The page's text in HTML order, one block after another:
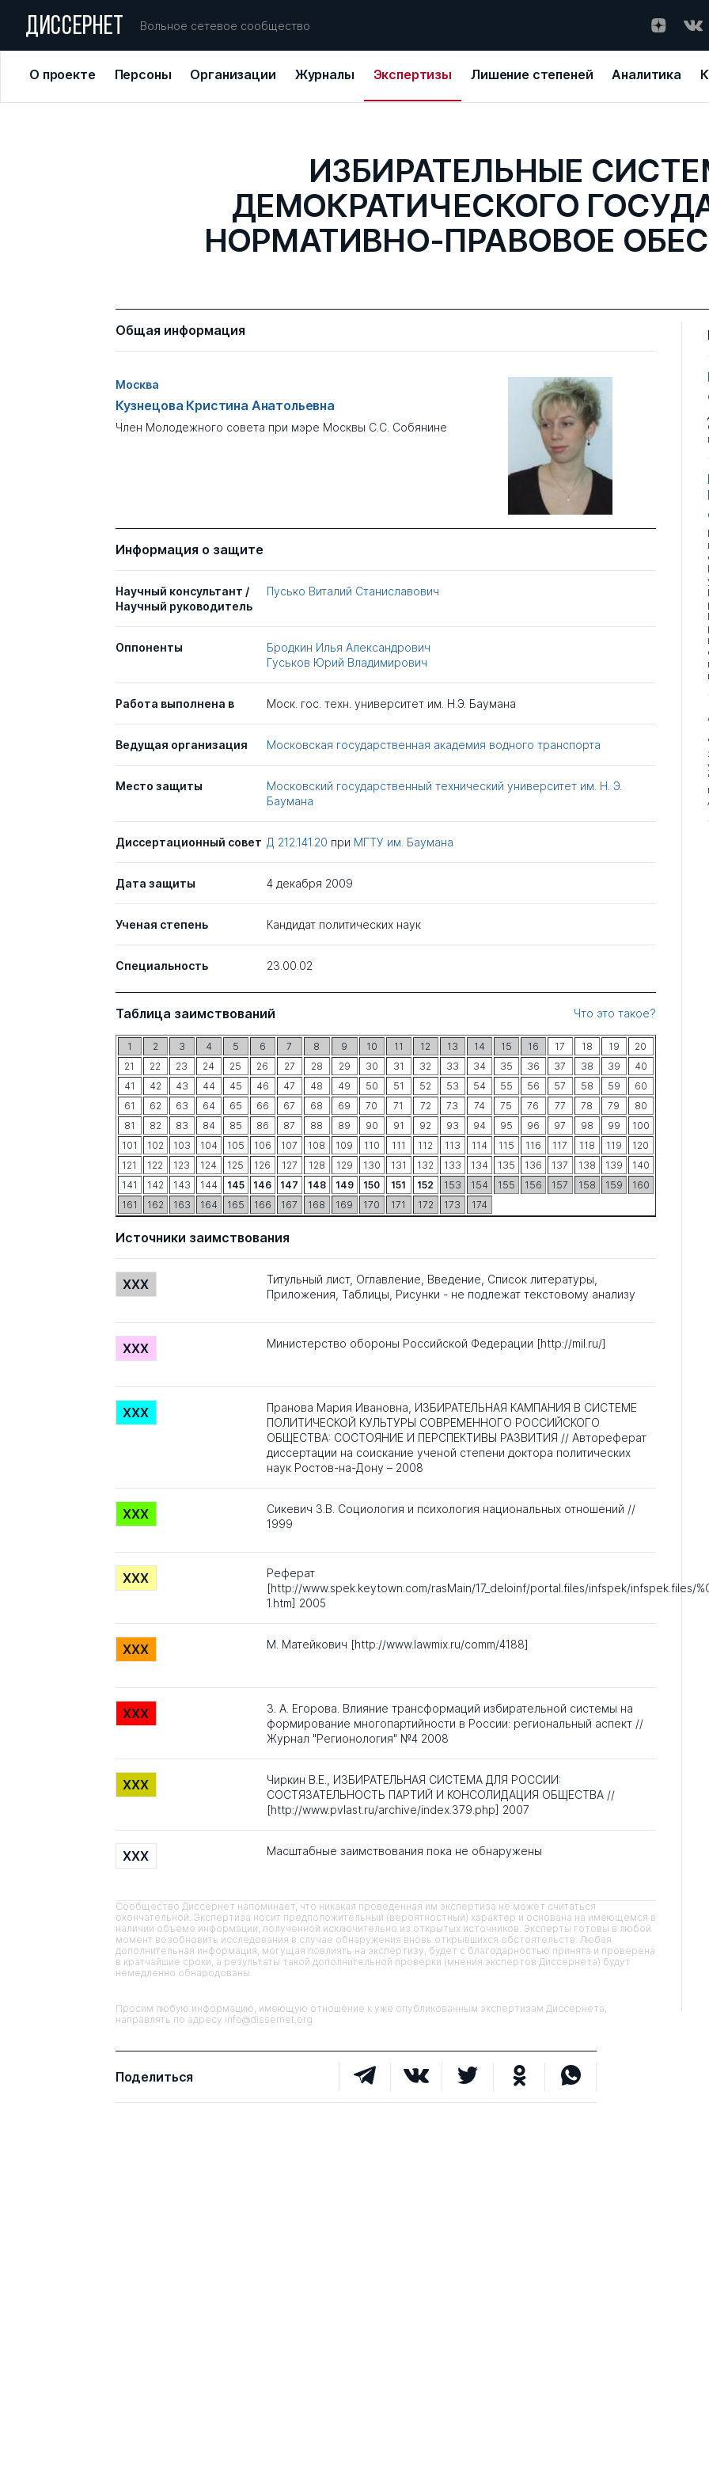
ДИССЕРНЕТ Вольное сетевое сообщество
О проекте Персоны Организации Журналы Экспертизы Лишение степеней Аналитика
ИЗБИРАТЕЛЬНЫЕ
ДЕМОКРАТИЧЕСКОГО
НОРМАТИВНО-ПРАВОВОЕ
Общая информация
Москва
Кузнецова Кристина Анатольевна
Член Молодежного совета при мэре Москвы С.С. Собянине
Информация о защите
Научный консультант /
Научный руководитель
Пусько Виталий Станиславович
Оппоненты
Бродкин Илья Александрович
Гуськов Юрий Владимирович
Работа выполнена в Моск. гос. техн. университет им. Н.Э. Баумана
Ведущая организация Московская государственная академия водного транспорта
Место защиты
Московский государственный технический университет им. Н. Э.
Баумана
Диссертационный совет Д 212.141.20 при МГТУ им. Баумана
Дата защиты 4 декабря 2009
Ученая степень Кандидат политических наук
Специальность 23.00.02
Таблица заимствований Что это такое?
1 2 3 4 5 6 7 8 9 10 11 12 13 14 15 16 17 18 19
20
21
22 23 24 25 26 27 28 29 30 31 32 33 34 35 36 37 38 39
40
41
42 43 44 45 46 47 48 49 50 51 52 53 54 55 56 57 58 59
60
61
62 63 64 65 66 67 68 69 70 71 72 73 74 75 76 77 78 79
80
81
82 83 84 85 86 87 88 89 90 91 92 93 94 95 96 97 98 99
100
101
102 103 104 105 106 107 108 109 110 111 112 113 114 115 116 117 118 119
120
121
122 123 124 125 126 127 128 129 130 131 132 133 134 135 136 137 138 139
140
141
142 143 144 145 146 147 148 149 150 151 152 153 154 155 156 157 158 159
160
161
162 163 164 165 166 167 168 169 170 171 172 173 174
Источники заимствования
XXX
Титульный лист, Оглавление, Введение, Список литературы,
Приложения, Таблицы, Рисунки - не подлежат текстовому анализу
XXX Министерство обороны Российской Федерации [http://mil.ru/]
XXX
Пранова Мария Ивановна, ИЗБИРАТЕЛЬНАЯ КАМПАНИЯ В СИСТЕМЕ
ПОЛИТИЧЕСКОЙ КУЛЬТУРЫ СОВРЕМЕННОГО РОССИЙСКОГО
ОБЩЕСТВА: СОСТОЯНИЕ И ПЕРСПЕКТИВЫ РАЗВИТИЯ // Автореферат
диссертации на соискание ученой степени доктора политических
наук Ростов-на-Дону – 2008
XXX
Сикевич З.В. Социология и психология национальных отношений //
1999
XXX
Реферат
[http://www.spek.keytown.com/rasMain/17_deloinf/portal.files/infspek/infspek.files/
1.htm] 2005
XXX М. Матейкович [http://www.lawmix.ru/comm/4188]
XXX
З. А. Егорова. Влияние трансформаций избирательной системы на
формирование многопартийности в России: региональный аспект //
Журнал "Регионология" №4 2008
XXX
Чиркин В.Е., ИЗБИРАТЕЛЬНАЯ СИСТЕМА ДЛЯ РОССИИ:
СОСТЯЗАТЕЛЬНОСТЬ ПАРТИЙ И КОНСОЛИДАЦИЯ ОБЩЕСТВА //
[http://www.pvlast.ru/archive/index.379.php] 2007
XXX Масштабные заимствования пока не обнаружены
Сообщество Диссернет напоминает, что никакая проведенная им экспертиза не может считаться
окончательной. Экспертиза носит предположительный (вероятностный) характер и основана на имеющемся в
наличии объеме информации, полученной исключительно из открытых источников. Эксперты готовы в любой
момент возобновить исследования в случае обнаружения вновь открывшихся обстоятельств. Любая
дополнительная информация, могущая повлиять на экспертизу, будет с благодарностью принята и проверена
в кратчайшие сроки, а результаты такой дополнительной проверки (мнения экспертов Диссернета) будут
немедленно обнародованы.
Просим любую информацию, имеющую отношение к уже опубликованным экспертизам Диссернета,
направлять по адресу info@dissernet.org
Поделиться